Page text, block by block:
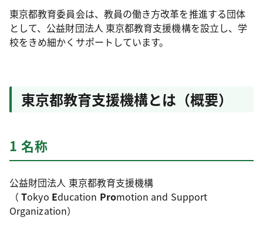
東京都教育委員会は、教員の働き方改革を推進する団体
として、公益財団法人 東京都教育支援機構を設立し、学
校をきめ細かくサポートしています。
東京都教育支援機構とは（概要）
1 名称
公益財団法人 東京都教育支援機構
（Tokyo Education Promotion and Support
Organization）